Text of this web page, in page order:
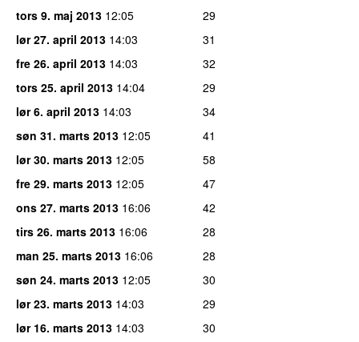
tors 9. maj 2013 12:05
29
lør 27. april 2013 14:03
31
fre 26. april 2013 14:03
32
tors 25. april 2013 14:04
29
lør 6. april 2013 14:03
34
søn 31. marts 2013 12:05
41
lør 30. marts 2013 12:05
58
fre 29. marts 2013 12:05
47
ons 27. marts 2013 16:06
42
tirs 26. marts 2013 16:06
28
man 25. marts 2013 16:06
28
søn 24. marts 2013 12:05
30
lør 23. marts 2013 14:03
29
lør 16. marts 2013 14:03
30